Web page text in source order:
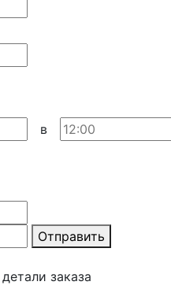
в
Отправить
заказа